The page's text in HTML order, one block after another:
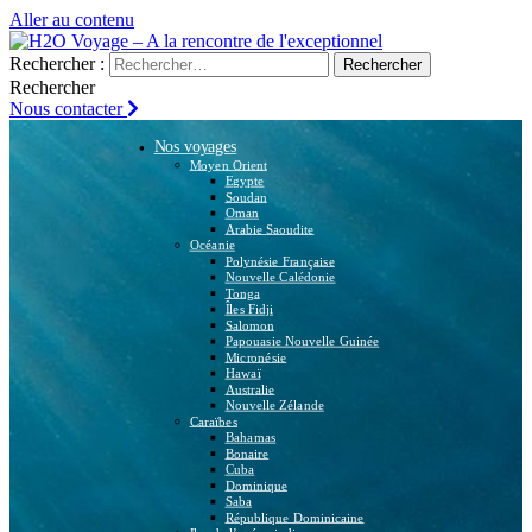
Aller au contenu
Rechercher :
Rechercher
Nous contacter
Nos voyages
Moyen Orient
Egypte
Soudan
Oman
Arabie Saoudite
Océanie
Polynésie Française
Nouvelle Calédonie
Tonga
Îles Fidji
Salomon
Papouasie Nouvelle Guinée
Micronésie
Hawaï
Australie
Nouvelle Zélande
Caraïbes
Bahamas
Bonaire
Cuba
Dominique
Saba
République Dominicaine